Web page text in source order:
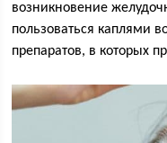
возникновение
пользоваться каплями
препаратов, в которых